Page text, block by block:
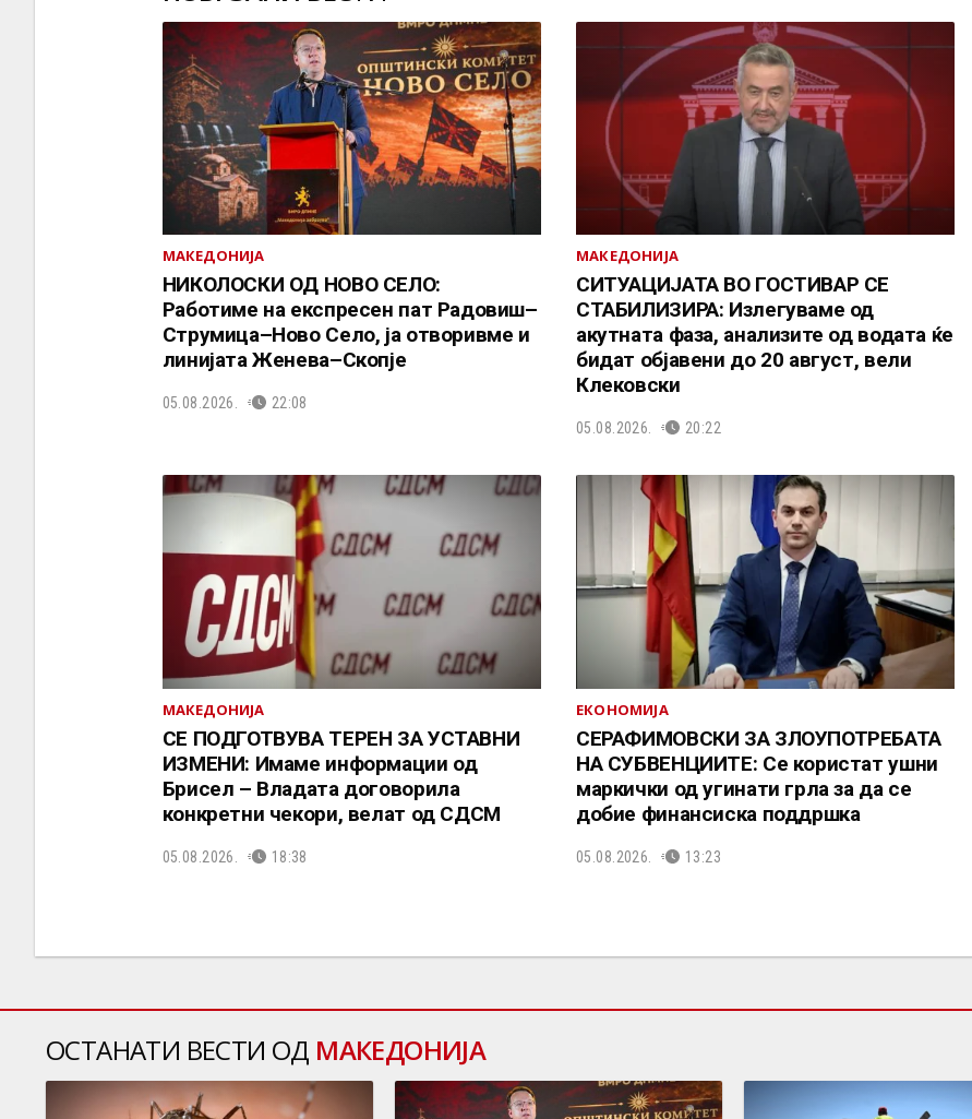
МАКЕДОНИЈА
НИКОЛОСКИ ОД НОВО СЕЛО:
Работиме на експресен пат Радовиш–
Струмица–Ново Село, ја отворивме и
линијата Женева–Скопје
05.08.2026. 22:08
МАКЕДОНИЈА
СИТУАЦИЈАТА ВО ГОСТИВАР СЕ
СТАБИЛИЗИРА: Излегуваме од
акутната фаза, анализите од водата ќе
бидат објавени до 20 август, вели
Клековски
05.08.2026. 20:22
МАКЕДОНИЈА
СЕ ПОДГОТВУВА ТЕРЕН ЗА УСТАВНИ
ИЗМЕНИ: Имаме информации од
Брисел – Владата договорила
конкретни чекори, велат од СДСМ
05.08.2026. 18:38
ЕКОНОМИЈА
СЕРАФИМОВСКИ ЗА ЗЛОУПОТРЕБАТА
НА СУБВЕНЦИИТЕ: Се користат ушни
маркички од угинати грла за да се
добие финансиска поддршка
05.08.2026. 13:23
ОСТАНАТИ ВЕСТИ ОД МАКЕДОНИЈА